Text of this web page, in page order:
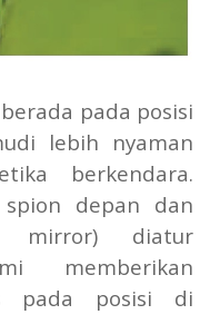
pada posisi
lebih nyaman
berkendara.
spion depan dan
mirror) diatur
memberikan
pada posisi di